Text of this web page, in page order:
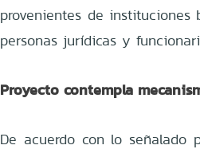
provenientes de instituciones
personas jurídicas y
Proyecto contempla
De acuerdo con lo señalado